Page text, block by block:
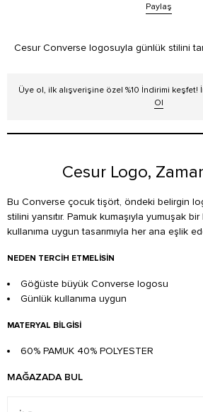
Paylaş
Cesur Converse logosuyla günlük stilini
Üye ol, ilk alışverişine özel %10 İndirimi keşfet!
Ol
Cesur Logo,
Bu Converse çocuk tişört, öndeki belirgin
stilini yansıtır. Pamuk kumaşıyla yumuşak
kullanıma uygun tasarımıyla her ana eşlik
NEDEN TERCIH ETMELISIN
Göğüste büyük Converse logosu
Günlük kullanıma uygun
MATERYAL BILGISI
60% PAMUK 40% POLYESTER
MAĞAZADA BUL